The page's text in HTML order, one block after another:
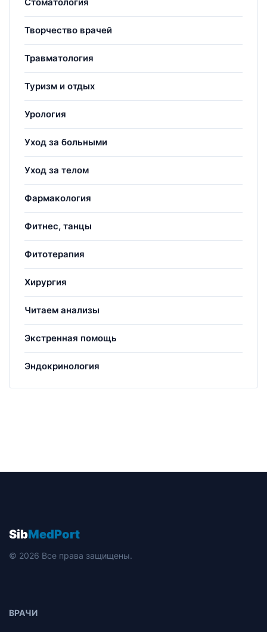
Творчество врачей
Травматология
Туризм и отдых
Урология
Уход за больными
Уход за телом
Фармакология
Фитнес, танцы
Фитотерапия
Хирургия
Читаем анализы
Экстренная помощь
Эндокринология
SibMedPort
© 2026 Все права защищены.
ВРАЧИ